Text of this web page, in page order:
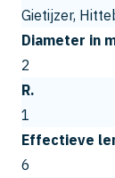
Gietijzer,
Diameter in
2
R.
1
Effectieve
6